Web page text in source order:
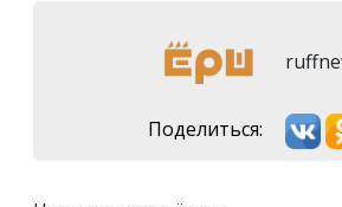
Поделиться: